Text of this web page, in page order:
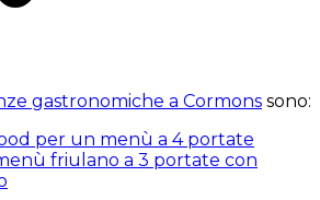
gastronomiche a Cormons sono:
per un menù a 4 portate
friulano a 3 portate con